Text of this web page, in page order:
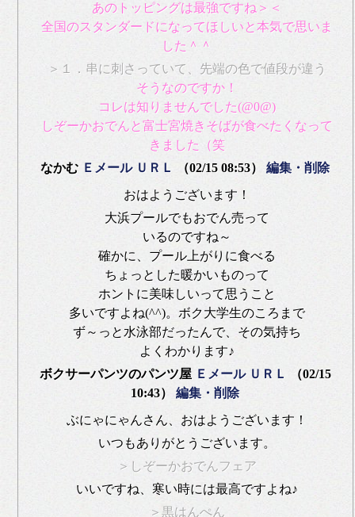
あのトッピングは最強ですね＞＜
全国のスタンダードになってほしいと本気で思いま
した＾＾
＞１．串に刺さっていて、先端の色で値段が違う
そうなのですか！
コレは知りませんでした(@0@)
しぞーかおでんと富士宮焼きそばが食べたくなって
きました（笑
なかむ Ｅメール ＵＲＬ （02/15 08:53）編集・削除
おはようございます！
大浜プールでもおでん売って
いるのですね～
確かに、プール上がりに食べる
ちょっとした暖かいものって
ホントに美味しいって思うこと
多いですよね(^^)。ボク大学生のころまで
ず～っと水泳部だったんで、その気持ち
よくわかります♪
ボクサーパンツのパンツ屋 Ｅメール ＵＲＬ
（02/15
10:43）編集・削除
ぶにゃにゃんさん、おはようございます！
いつもありがとうございます。
＞しぞーかおでんフェア
いいですね、寒い時には最高ですよね♪
＞黒はんぺん